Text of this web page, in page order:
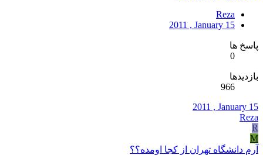
Reza
2011 , January 15
پاسخ ها
0
بازدیدها
966
2011 , January 15
Reza
R
M
آرم دانشگاه تهران از کجا اومده؟؟